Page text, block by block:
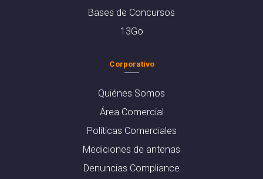
Bases de Concursos
13Go
Corporativo
Quiénes Somos
Área Comercial
Políticas Comerciales
Mediciones de antenas
Denuncias Compliance